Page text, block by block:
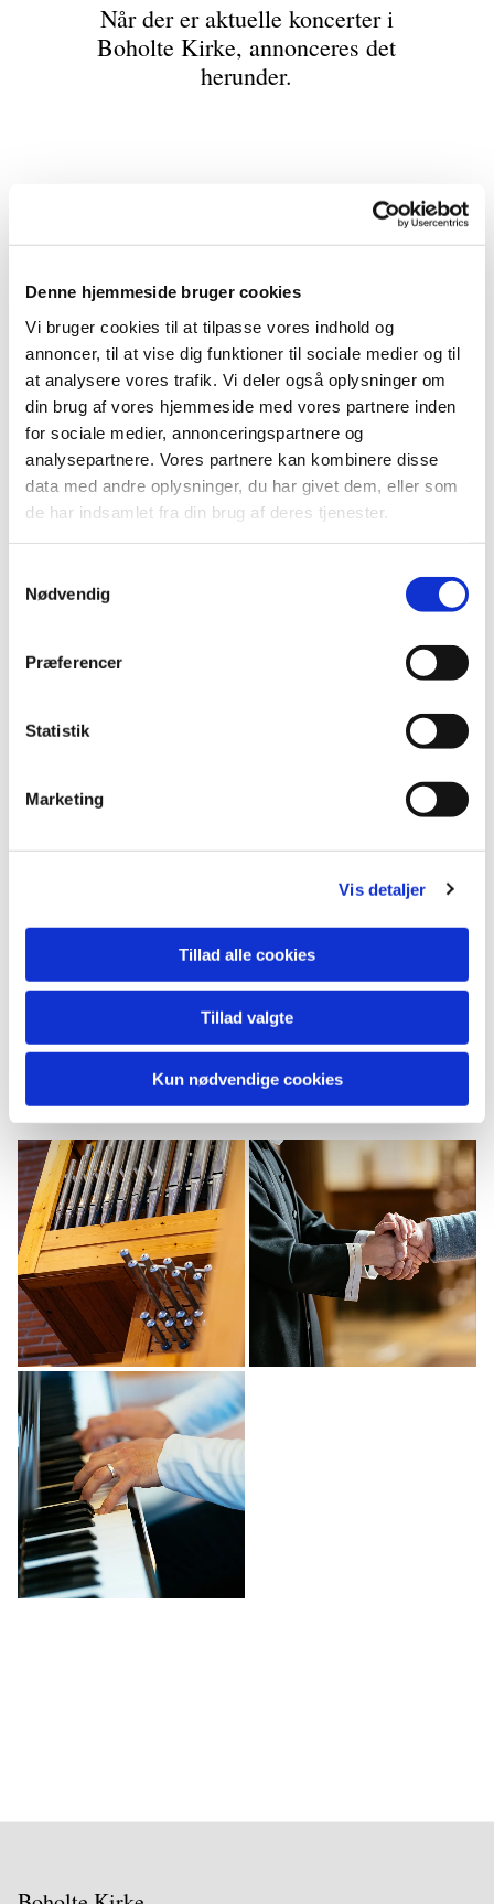
Denne hjemmeside bruger cookies
Vi bruger cookies til at tilpasse vores indhold og
annoncer, til at vise dig funktioner til sociale medier og til
at analysere vores trafik. Vi deler også oplysninger om
din brug af vores hjemmeside med vores partnere inden
for sociale medier, annonceringspartnere og
analysepartnere. Vores partnere kan kombinere disse
data med andre oplysninger, du har givet dem, eller som
de har indsamlet fra din brug af deres tjenester.
Nødvendig
Præferencer
Statistik
Marketing
Vis detaljer
Tillad alle cookies
Tillad valgte
Kun nødvendige cookies
Når der er aktuelle koncerter i
Boholte Kirke, annonceres det
herunder.
Musikoplevelser i Kirkerne i
Du er velkommen til musikoplevelser i
alle Kirkerne i Køge Kommune. Se den
fælles kalender herunder.